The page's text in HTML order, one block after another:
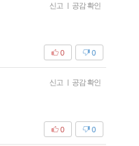
신고 | 공감 확인
0
0
신고 | 공감 확인
0
0